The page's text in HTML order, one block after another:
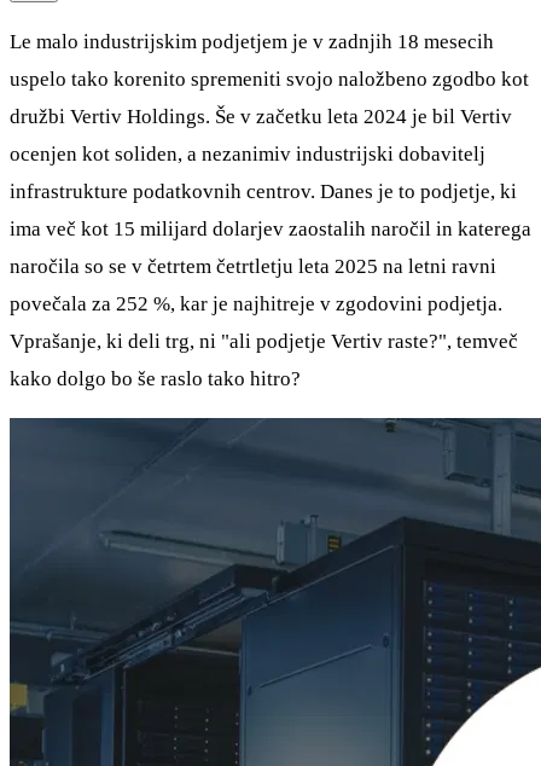
Le malo industrijskim podjetjem je v zadnjih 18 mesecih
uspelo tako korenito spremeniti svojo naložbeno zgodbo kot
družbi Vertiv Holdings. Še v začetku leta 2024 je bil Vertiv
ocenjen kot soliden, a nezanimiv industrijski dobavitelj
infrastrukture podatkovnih centrov. Danes je to podjetje, ki
ima več kot 15 milijard dolarjev zaostalih naročil in katerega
naročila so se v četrtem četrtletju leta 2025 na letni ravni
povečala za 252 %, kar je najhitreje v zgodovini podjetja.
Vprašanje, ki deli trg, ni "ali podjetje Vertiv raste?", temveč
kako dolgo bo še raslo tako hitro?